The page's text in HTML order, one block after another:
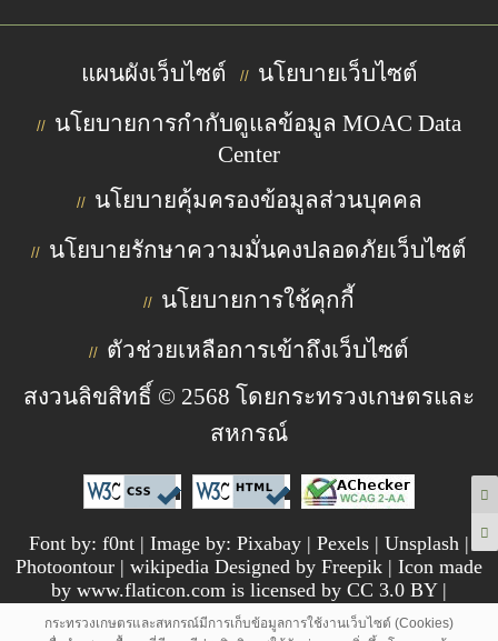
แผนผังเว็บไซต์ // นโยบายเว็บไซต์
// นโยบายการกำกับดูแลข้อมูล MOAC Data
Center
// นโยบายคุ้มครองข้อมูลส่วนบุคคล
// นโยบายรักษาความมั่นคงปลอดภัยเว็บไซต์
// นโยบายการใช้คุกกี้
// ตัวช่วยเหลือการเข้าถึงเว็บไซต์
สงวนลิขสิทธิ์ © 2568 โดยกระทรวงเกษตรและ
สหกรณ์
Font by: f0nt | Image by: Pixabay | Pexels | Unsplash |
Photoontour | wikipedia Designed by Freepik | Icon made
by www.flaticon.com is licensed by CC 3.0 BY |
pngtree.com
กระทรวงเกษตรและสหกรณ์มีการเก็บข้อมูลการใช้งานเว็บไซต์ (Cookies)